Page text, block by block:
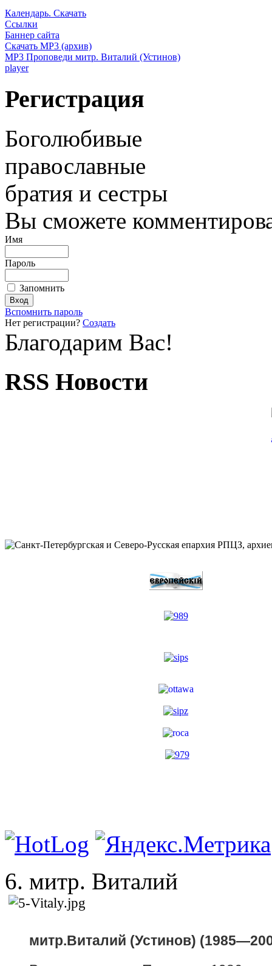
Календарь. Скачать
Ссылки
Баннер сайта
Скачать MP3 (архив)
MP3 Проповеди митр. Виталий (Устинов)
player
Регистрация
Боголюбивые
православные
братия и сестры
Вы сможете
Имя
Пароль
Запомнить
Вспомнить пароль
Нет регистрации? Создать
Благодарим Вас!
RSS Новости
6. митр. Виталий
митр.Виталий (Устинов)